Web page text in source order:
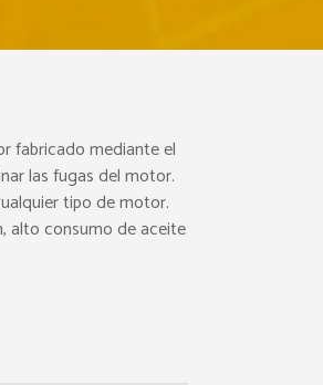
fabricado mediante el
las fugas del motor.
tipo de motor.
alto consumo de aceite